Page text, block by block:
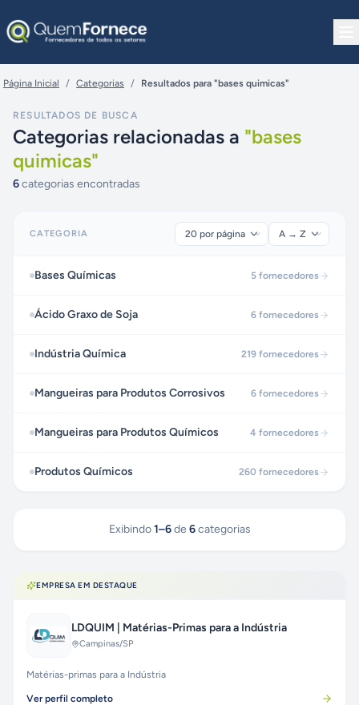
Página Inicial / Categorias / Resultados para "bases quimicas"
RESULTADOS DE BUSCA
Categorias relacionadas a "bases
quimicas"
6categorias encontradas
CATEGORIA
Bases Químicas 5 fornecedores
Ácido Graxo de Soja 6 fornecedores
Indústria Química 219 fornecedores
Mangueiras para Produtos Corrosivos 6 fornecedores
Mangueiras para Produtos Químicos 4 fornecedores
Produtos Químicos 260 fornecedores
Exibindo 1–6 de 6 categorias
EMPRESA EM DESTAQUE
LDQUIM | Matérias-Primas para a Indústria
Campinas/SP
Matérias-primas para a Indústria
Ver perfil completo